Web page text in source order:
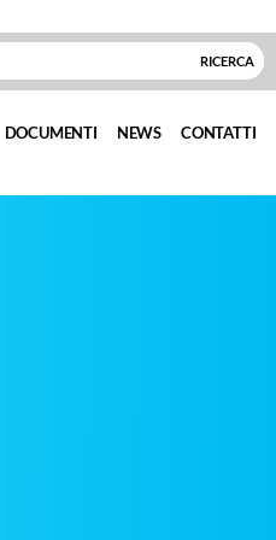
DOCUMENTI NEWS CONTATTI